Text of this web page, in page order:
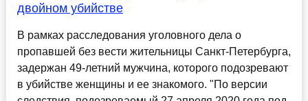
двойном убийстве
В рамках расследования уголовного дела о
пропавшей без вести жительницы Санкт-Петербурга,
задержан 49-летний мужчина, которого подозревают
в убийстве женщины и ее знакомого. "По версии